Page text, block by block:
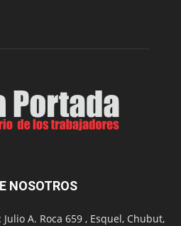
NOSOTROS
A. Roca 659 , Esquel, Chubut,